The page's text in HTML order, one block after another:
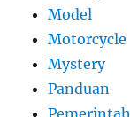
Model
Motorcycle
Mystery
Panduan
Pemerintah